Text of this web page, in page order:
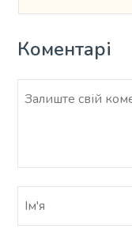
Коментарі